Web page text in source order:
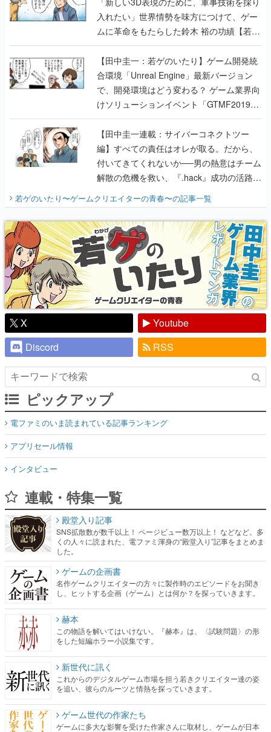
入れたい」世界情勢を味方につけて、ゲー
ムに革命をもたらした鈴木 裕の功績【若ゲ
のいたり】
【田中圭一：若ゲのいたり】ゲーム開発統
合環境「Unreal Engine」最新バージョン
で、開発環境はどう変わる？ ゲーム業界向
けソリューションイベント「GTMF2019」
に行って、より理解を深めよう【PR】
【田中圭一連載：サイバーコネクトツー
編】すべての責任はオレが取る。だから、
付いてきてくれないか──男の熱意はチーム
解散の危機を救い、『.hack』成功の活路を
開く。業界の快男児・松山 洋に流れる血は
『少年ジャンプ』色だった【若ゲのいた
り】
若ゲのいたり〜ゲームクリエイターの青春〜の記事一覧
X
Youtube
Discord
RSS
ピックアップ
電ファミのいま読まれている記事ランキング
アプリセール情報
インタビュー
連載・特集一覧
殿堂入り記事
SNS拡散数が数千以上！ ページビュー数万以上！ などなど。多
くの人々に読まれた、電ファミ渾身の“殿堂入り”記事をまとめま
した。
ゲームの企画書
名作ゲームクリエイターの方々に製作時のエピソードをお聞き
し、ヒットする企画（ゲーム）とは何か？を探っていきます。
赫本
この物語を解いてはいけない。『赫本』は、〈試験問題〉の形
をした短編ホラー小説集です。
新世代に訊く
これからのデジタルゲーム市場を担う若きクリエイター達の姿
を追い、彼らのルーツと情熱を探っていきます。
ゲーム世代の作家たち
ゲームに多大な影響を受けた作家さんに取材し、ゲームが日本